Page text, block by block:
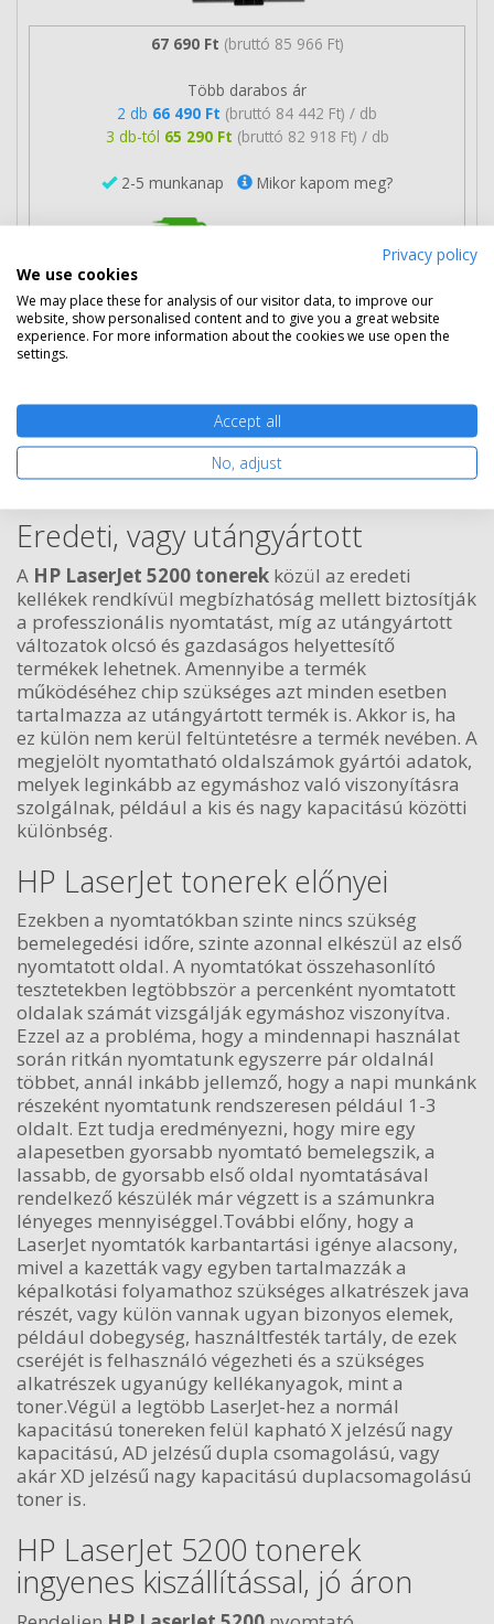
67 690 Ft (bruttó 85 966 Ft)
Több darabos ár
2 db 66 490 Ft (bruttó 84 442 Ft) / db
3 db-tól 65 290 Ft (bruttó 82 918 Ft) / db
2-5 munkanap Mikor kapom meg?
A nyomtatóhoz a következő kellékanyagok tartoznak:
eredeti HP 16A toner (Q7516A), utángyárott Q7516A
fekete toner.
Eredeti, vagy utángyártott
A HP LaserJet 5200 tonerek közül az eredeti
kellékek rendkívül megbízhatóság mellett biztosítják
a professzionális nyomtatást, míg az utángyártott
változatok olcsó és gazdaságos helyettesítő
termékek lehetnek. Amennyibe a termék
működéséhez chip szükséges azt minden esetben
tartalmazza az utángyártott termék is. Akkor is, ha
ez külön nem kerül feltüntetésre a termék nevében. A
megjelölt nyomtatható oldalszámok gyártói adatok,
melyek leginkább az egymáshoz való viszonyításra
szolgálnak, például a kis és nagy kapacitású közötti
különbség.
HP LaserJet tonerek előnyei
Ezekben a nyomtatókban szinte nincs szükség
bemelegedési időre, szinte azonnal elkészül az első
nyomtatott oldal. A nyomtatókat összehasonlító
tesztetekben legtöbbször a percenként nyomtatott
oldalak számát vizsgálják egymáshoz viszonyítva.
Ezzel az a probléma, hogy a mindennapi használat
során ritkán nyomtatunk egyszerre pár oldalnál
többet, annál inkább jellemző, hogy a napi munkánk
részeként nyomtatunk rendszeresen például 1-3
oldalt. Ezt tudja eredményezni, hogy mire egy
alapesetben gyorsabb nyomtató bemelegszik, a
lassabb, de gyorsabb első oldal nyomtatásával
rendelkező készülék már végzett is a számunkra
lényeges mennyiséggel.További előny, hogy a
LaserJet nyomtatók karbantartási igénye alacsony,
mivel a kazetták vagy egyben tartalmazzák a
képalkotási folyamathoz szükséges alkatrészek java
részét, vagy külön vannak ugyan bizonyos elemek,
például dobegység, használtfesték tartály, de ezek
cseréjét is felhasználó végezheti és a szükséges
alkatrészek ugyanúgy kellékanyagok, mint a
toner.Végül a legtöbb LaserJet-hez a normál
kapacitású tonereken felül kapható X jelzésű nagy
kapacitású, AD jelzésű dupla csomagolású, vagy
akár XD jelzésű nagy kapacitású duplacsomagolású
toner is.
HP LaserJet 5200 tonerek
ingyenes kiszállítással, jó áron
Privacy policy
We use cookies
We may place these for analysis of our visitor data, to improve our
website, show personalised content and to give you a great website
experience. For more information about the cookies we use open the
settings.
Accept all
No, adjust